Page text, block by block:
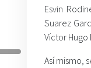
Esvin
Suarez
Víctor Hugo
Así mismo,